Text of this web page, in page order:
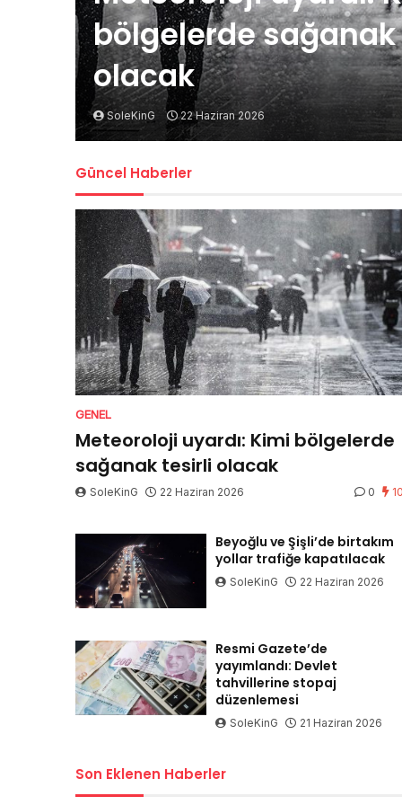
bölgelerde
olacak
SoleKinG 22 Haziran 2026
Güncel Haberler
GENEL
Meteoroloji uyardı: Kimi bölgelerde
sağanak tesirli olacak
SoleKinG 22 Haziran 2026 0 10
Beyoğlu ve Şişli’de birtakım
yollar trafiğe kapatılacak
SoleKinG 22 Haziran 2026
Resmi Gazete’de
yayımlandı: Devlet
tahvillerine stopaj
düzenlemesi
SoleKinG 21 Haziran 2026
Son Eklenen Haberler